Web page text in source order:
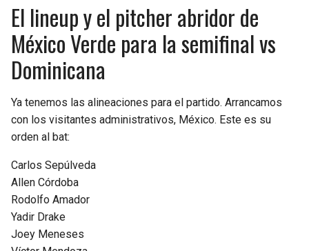
El lineup y el pitcher abridor de
México Verde para la semifinal vs
Dominicana
Ya tenemos las alineaciones para el partido. Arrancamos
con los visitantes administrativos, México. Este es su
orden al bat:
Carlos Sepúlveda
Allen Córdoba
Rodolfo Amador
Yadir Drake
Joey Meneses